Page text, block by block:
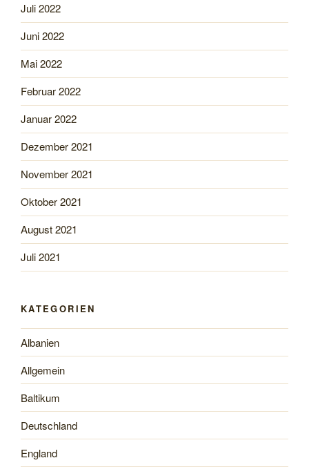
Juli 2022
Juni 2022
Mai 2022
Februar 2022
Januar 2022
Dezember 2021
November 2021
Oktober 2021
August 2021
Juli 2021
KATEGORIEN
Albanien
Allgemein
Baltikum
Deutschland
England